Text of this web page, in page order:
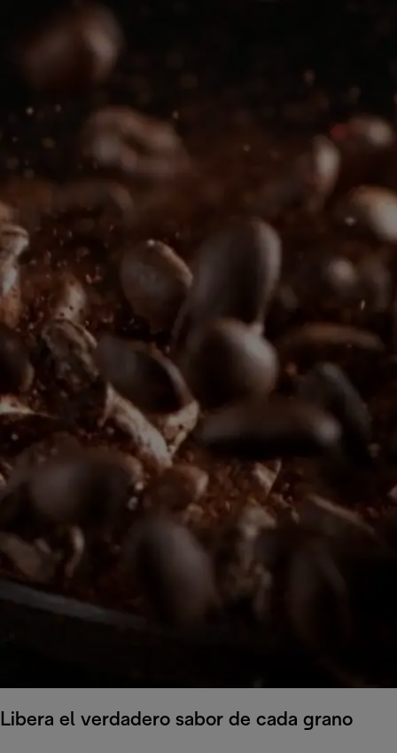
Libera el verdadero sabor de cada grano